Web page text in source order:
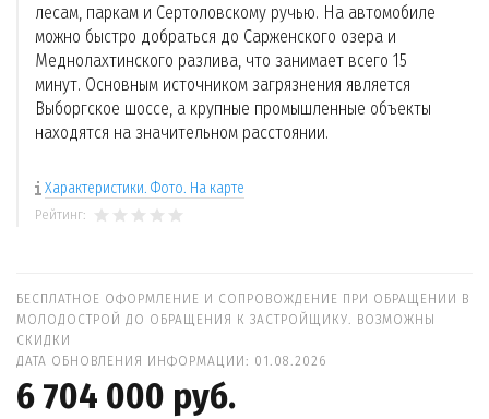
лесам, паркам и Сертоловскому ручью. На автомобиле
можно быстро добраться до Сарженского озера и
Меднолахтинского разлива, что занимает всего 15
минут. Основным источником загрязнения является
Выборгское шоссе, а крупные промышленные объекты
находятся на значительном расстоянии.
Характеристики. Фото. На карте
Рейтинг:
БЕСПЛАТНОЕ ОФОРМЛЕНИЕ И СОПРОВОЖДЕНИЕ ПРИ ОБРАЩЕНИИ В
МОЛОДОСТРОЙ ДО ОБРАЩЕНИЯ К ЗАСТРОЙЩИКУ. ВОЗМОЖНЫ
СКИДКИ
ДАТА ОБНОВЛЕНИЯ ИНФОРМАЦИИ: 01.08.2026
6 704 000 руб.